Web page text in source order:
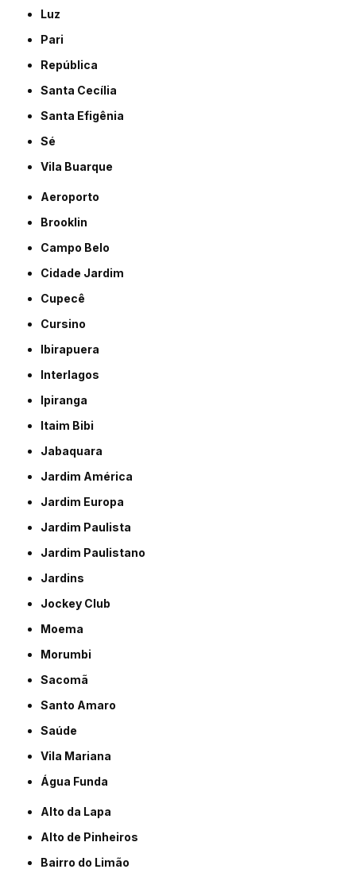
Luz
Pari
República
Santa Cecília
Santa Efigênia
Sé
Vila Buarque
Aeroporto
Brooklin
Campo Belo
Cidade Jardim
Cupecê
Cursino
Ibirapuera
Interlagos
Ipiranga
Itaim Bibi
Jabaquara
Jardim América
Jardim Europa
Jardim Paulista
Jardim Paulistano
Jardins
Jockey Club
Moema
Morumbi
Sacomã
Santo Amaro
Saúde
Vila Mariana
Água Funda
Alto da Lapa
Alto de Pinheiros
Bairro do Limão